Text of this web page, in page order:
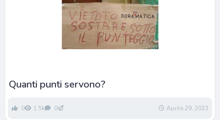
Quanti punti servono?
0 1.5k 0 Aprile 29, 2023